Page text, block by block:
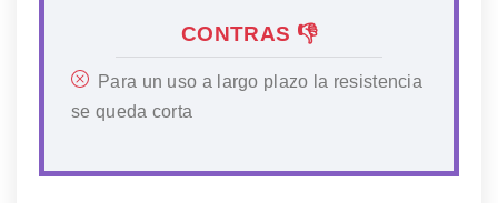
CONTRAS 👎
Para un uso a largo plazo la resistencia
se queda corta